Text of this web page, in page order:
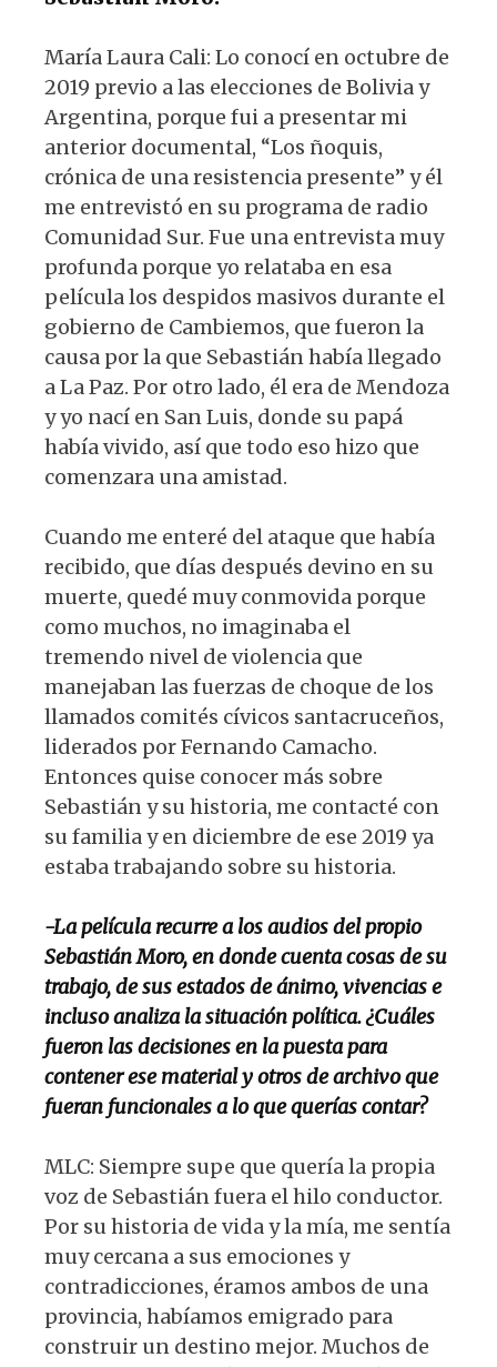
María Laura Cali: Lo conocí en octubre de
2019 previo a las elecciones de Bolivia y
Argentina, porque fui a presentar mi
anterior documental, “Los ñoquis,
crónica de una resistencia presente” y él
me entrevistó en su programa de radio
Comunidad Sur. Fue una entrevista muy
profunda porque yo relataba en esa
película los despidos masivos durante el
gobierno de Cambiemos, que fueron la
causa por la que Sebastián había llegado
a La Paz. Por otro lado, él era de Mendoza
y yo nací en San Luis, donde su papá
había vivido, así que todo eso hizo que
comenzara una amistad.
Cuando me enteré del ataque que había
recibido, que días después devino en su
muerte, quedé muy conmovida porque
como muchos, no imaginaba el
tremendo nivel de violencia que
manejaban las fuerzas de choque de los
llamados comités cívicos santacruceños,
liderados por Fernando Camacho.
Entonces quise conocer más sobre
Sebastián y su historia, me contacté con
su familia y en diciembre de ese 2019 ya
estaba trabajando sobre su historia.
-La película recurre a los audios del propio
Sebastián Moro, en donde cuenta cosas de su
trabajo, de sus estados de ánimo, vivencias e
incluso analiza la situación política. ¿Cuáles
fueron las decisiones en la puesta para
contener ese material y otros de archivo que
fueran funcionales a lo que querías contar?
MLC: Siempre supe que quería la propia
voz de Sebastián fuera el hilo conductor.
Por su historia de vida y la mía, me sentía
muy cercana a sus emociones y
contradicciones, éramos ambos de una
provincia, habíamos emigrado para
construir un destino mejor. Muchos de